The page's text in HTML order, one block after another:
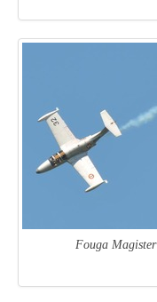
Fouga Magister